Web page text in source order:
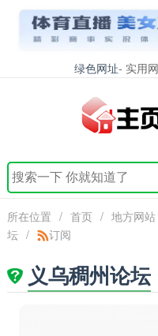
绿色网址- 实用
所在位置 / 首页 / 地方网站
坛 / 订阅
义乌稠州论坛